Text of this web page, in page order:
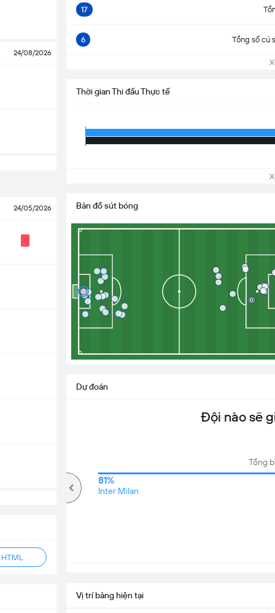
24/08/2026
24/05/2026
17
6 Tổng số cú
Thời gian Thi đấu Thực tế
Bản đồ sút bóng
Vị trí bảng hiện tại
Dự đoán
Đội nào sẽ
Tổng
81%
Inter Milan